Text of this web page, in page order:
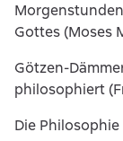
Gottes (Moses
Götzen-
philosophiert
Die